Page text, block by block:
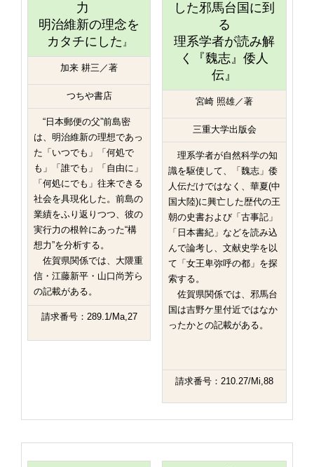
力
明治維新の理念を
カタチにした 』
加来 耕三／著
つちや書店
“日本郵便の父”前島密
は、明治維新の理想であっ
た「いつでも」「何処で
も」「誰でも」「自由に」
「何処にでも」往来できる
社会を具現化した。前島の
業績をふり返りつつ、彼の
実行力の根幹にあった“構
想力”を分析する。
佐賀県関係では、大隈重
信・江藤新平・山口尚芳ら
の記載がある。
請求番号：289.1/Ma,27
した邪馬台国に到
る
理系学者が読み解
く『魏志』倭人
伝』
宮崎 照雄／著
三重大学出版会
理系学者が自然科学の知
識を駆使して、「魏志」倭
人伝だけではなく、華夏(中
国大陸)に興亡した歴代の王
朝の史書および「古事記」
「日本書紀」などを読み込
んで論考し、文献史学を以
て「女王卑弥呼の都」を探
索する。
佐賀県関係では、邪馬台
国は吉野ケ里付近ではなか
ったかとの記載がある。
請求番号：210.27/Mi,88